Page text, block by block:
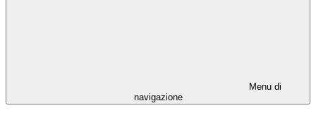
Menu di
navigazione